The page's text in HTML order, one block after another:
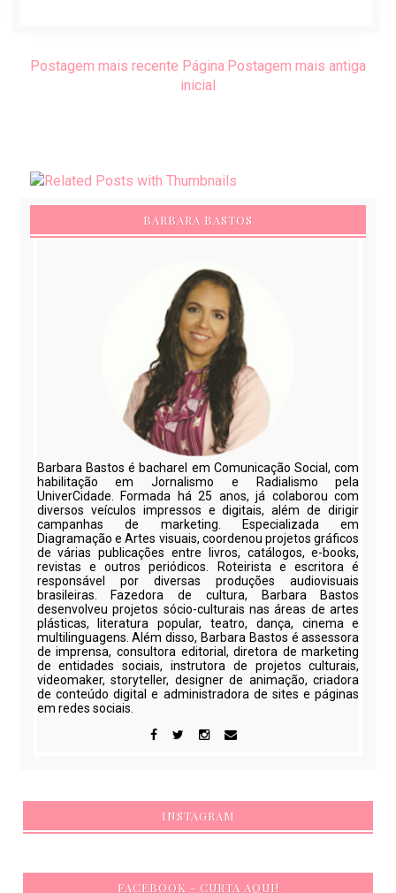
Postagem mais recente Postagem mais antiga
Página
inicial
BARBARA BASTOS
Barbara Bastos é bacharel em Comunicação Social, com
habilitação em Jornalismo e Radialismo pela
UniverCidade. Formada há 25 anos, já colaborou com
diversos veículos impressos e digitais, além de dirigir
campanhas de marketing. Especializada em
Diagramação e Artes visuais, coordenou projetos gráficos
de várias publicações entre livros, catálogos, e-books,
revistas e outros periódicos. Roteirista e escritora é
responsável por diversas produções audiovisuais
brasileiras. Fazedora de cultura, Barbara Bastos
desenvolveu projetos sócio-culturais nas áreas de artes
plásticas, literatura popular, teatro, dança, cinema e
multilinguagens. Além disso, Barbara Bastos é assessora
de imprensa, consultora editorial, diretora de marketing
de entidades sociais, instrutora de projetos culturais,
videomaker, storyteller, designer de animação, criadora
de conteúdo digital e administradora de sites e páginas
em redes sociais.
INSTAGRAM
FACEBOOK - CURTA AQUI!